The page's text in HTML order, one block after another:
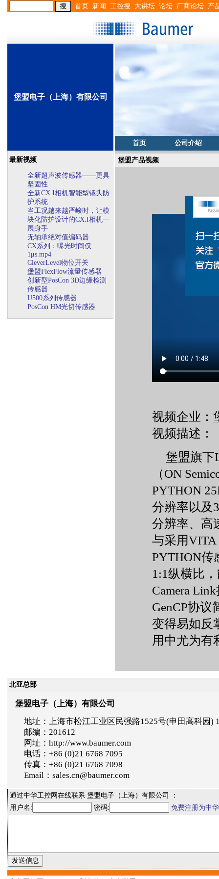
首页 新闻 工控搜 大讲坛 论坛 厂商论坛 产
堡盟电子（上海）有限公司
首页 公司介绍
最新视频
全新超声波传感器——更具
坚固性
全新CX.I相机智能型镜头防
护系统
当工况越来越严峻时，让模
块化防护设计的CX.I相机一
展身手
无轴承绝对值编码器
CX系列：曝光时间仅
1μs.mp4
CleverLevel物位开关
堡盟FlexFlow流量传感器
创新型PosCon 3D边缘检测
传感器
U500系列传感器
PosCon HM光切传感器
堡盟产品视频
视频企业：
视频描述：
堡盟旗下
（ON
PYTHON
分辨率以及
分辨率、高
与采用
PYTHON传
1:1纵横比
Camera
GenCP协议
变得易如反
用中尤为有
北亚总部
堡盟电子（上海）有限公司
地址：上海市松江工业区民强路1525号(申田高科园)
邮编：201612
网址：http://www.baumer.com
电话：+86 (0)21 6768 7095
传真：+86 (0)21 6768 7098
Email：sales.cn@baumer.com
通过中华工控网在线联系 堡盟电子（上海）有限公司 ：
用户名:
密码: 免费注册为中